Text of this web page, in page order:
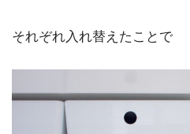
それぞれ入れ替えたことで